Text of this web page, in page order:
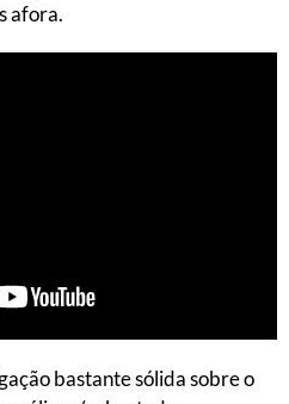
afora.
bastante sólida sobre o